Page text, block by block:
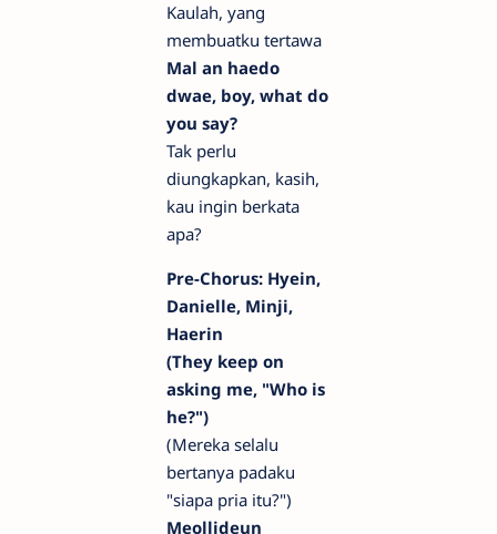
Kaulah, yang
membuatku tertawa
Mal an haedo
dwae, boy, what do
you say?
Tak perlu
diungkapkan, kasih,
kau ingin berkata
apa?
Pre-Chorus: Hyein,
Danielle, Minji,
Haerin
(They keep on
asking me, "Who is
he?")
(Mereka selalu
bertanya padaku
"siapa pria itu?")
Meollideun